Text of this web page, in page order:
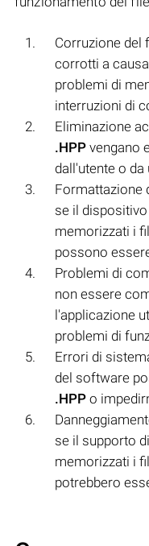
Corruzione del
corrotti a
problemi di
interruzioni di
Eliminazione
.HPP vengano
dall'utente o
Formattazione
se il
memorizzati i
possono
Problemi di
non essere
l'applicazione
problemi di
Errori di
del software
.HPP o
se il supporto
memorizzati i
potrebbero